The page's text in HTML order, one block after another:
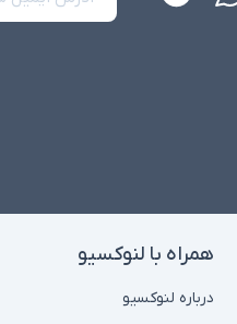
همراه با لنوکسیو
درباره لنوکسیو